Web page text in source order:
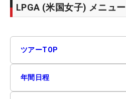
LPGA (米国女子) メニュー
ツアーTOP
年間日程